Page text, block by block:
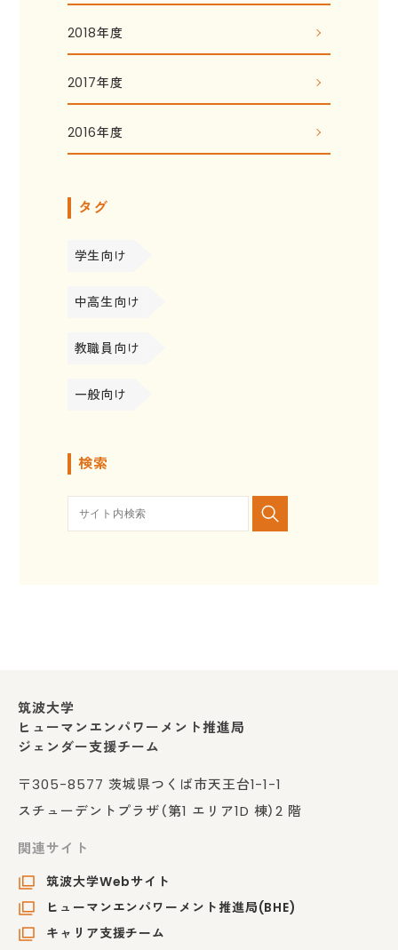
2018年度
2017年度
2016年度
タグ
学生向け
中高生向け
教職員向け
一般向け
検索
筑波大学
ヒューマンエンパワーメント推進局
ジェンダー支援チーム
〒305-8577 茨城県つくば市天王台1-1-1
スチューデントプラザ（第1 エリア1D 棟）2 階
関連サイト
筑波大学Webサイト
ヒューマンエンパワーメント推進局(BHE)
キャリア支援チーム